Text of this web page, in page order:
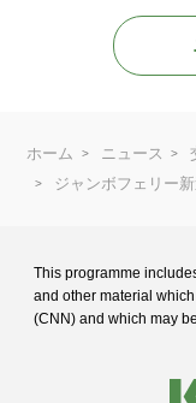
ホーム ニュース
ジャンボフェリー
This programme
and other material
(CNN) and which may